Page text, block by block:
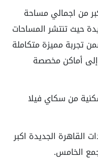
من اجمالي مساحة
حيث تنتشر المساحات
تجربة مميزة متكاملة
إلى أماكن مخصصة
من سكاي فيلا
القاهرة الجديدة اكبر
الخامس.